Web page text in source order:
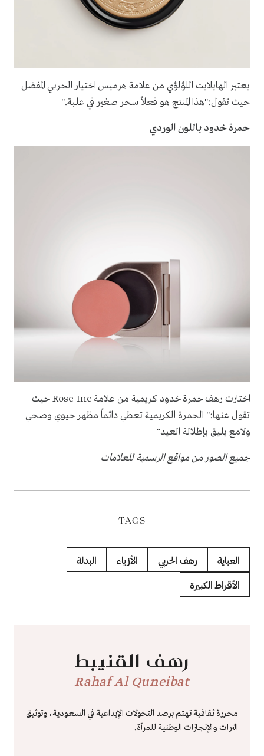
يعتبر الهايلايت اللؤلؤي من علامة هرميس اختيار الحربي المفضل
حيث تقول:"هذا المنتج هو فعلاً سحر صغير في علبة."
اختارت رهف حمرة خدود كريمية من علامة Rose Inc حيث
تقول عنها:" الحمرة الكريمية تعطي دائماً مظهر حيوي وصحي
ولامع يليق بإطلالة العيد"
جميع الصور من مواقع الرسمية للعلامات
TAGS
العباية رهف الحربي الأزياء البدلة
الأقراط الكبيرة
رهف القنيبط
Rahaf Al Quneibat
محررة ثقافية تهتم برصد التحولات الإبداعية في السعودية، وتوثيق
التراث والإنجازات الوطنية للمرأة.